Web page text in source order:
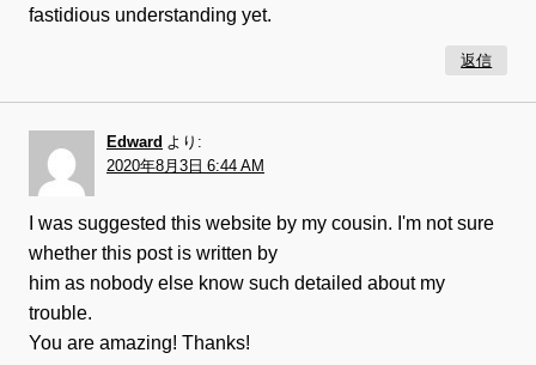
fastidious understanding yet.
返信
Edward より:
2020年8月3日 6:44 AM
I was suggested this website by my cousin. I'm not sure
whether this post is written by
him as nobody else know such detailed about my
trouble.
You are amazing! Thanks!